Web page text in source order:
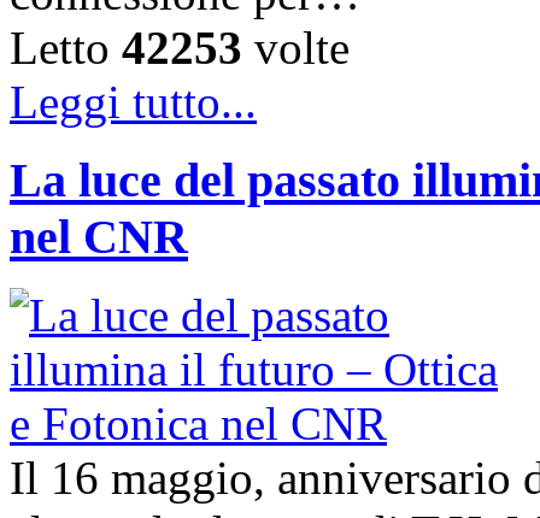
Letto 42253 volte
Leggi tutto...
La luce del passato
nel CNR
Il 16 maggio, anniversario